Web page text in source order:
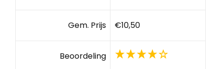
Gem. Prijs €10,50
Beoordeling